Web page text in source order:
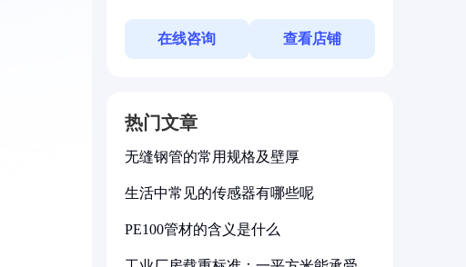
在线咨询 查看店铺
热门文章
无缝钢管的常用规格及壁厚
生活中常见的传感器有哪些呢
PE100管材的含义是什么